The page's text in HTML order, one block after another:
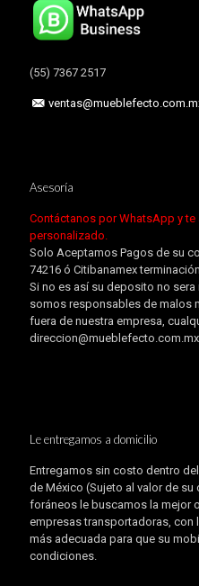
(55) 7367 2517
Asesoría
Contáctanos por WhatsApp y
personalizado.
Solo Aceptamos Pagos de su
74216 ó Citibanamex
Si no es así su deposito no
somos responsables de malos
fuera de nuestra empresa,
direccion@mueblefecto.com.mx
Le entregamos a domicilio
Entregamos sin costo dentro
de México (Sujeto al valor de
foráneos le buscamos la mejor
empresas transportadoras, con
más adecuada para que su
condiciones.